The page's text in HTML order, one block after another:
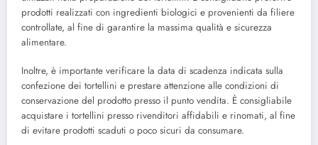
prodotti realizzati con ingredienti biologici e provenienti da filiere
controllate, al fine di garantire la massima qualità e sicurezza
alimentare.
Inoltre, è importante verificare la data di scadenza indicata sulla
confezione dei tortellini e prestare attenzione alle condizioni di
conservazione del prodotto presso il punto vendita. È consigliabile
acquistare i tortellini presso rivenditori affidabili e rinomati, al fine
di evitare prodotti scaduti o poco sicuri da consumare.